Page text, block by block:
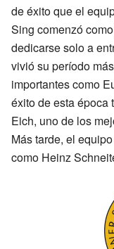
de éxito que el
Sing comenzó
dedicarse solo a
vivió su período
importantes como
éxito de esta época
Eich, uno de los
Más tarde, el
como Heinz